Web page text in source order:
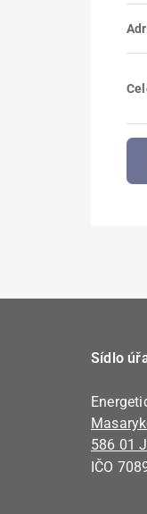
Sídlo
586 01
IČO